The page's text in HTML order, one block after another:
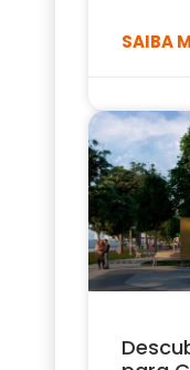
SAIBA